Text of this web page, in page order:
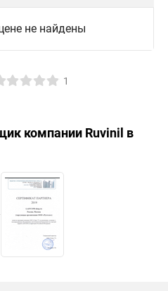
не найдены
1
компании Ruvinil в